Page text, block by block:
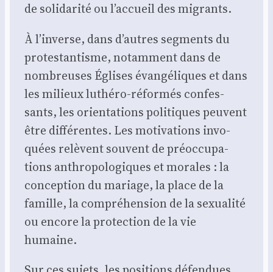
de soli­da­ri­té ou l’accueil des migrants.
À l’inverse, dans d’autres seg­ments du
pro­tes­tan­tisme, notam­ment dans de
nom­breuses Églises évan­gé­liques et dans
les milieux luthé­ro-réfor­més confes­
sants, les orien­ta­tions poli­tiques peuvent
être dif­fé­rentes. Les moti­va­tions invo­
quées relèvent sou­vent de pré­oc­cu­pa­
tions anthro­po­lo­giques et morales : la
concep­tion du mariage, la place de la
famille, la com­pré­hen­sion de la sexua­li­té
ou encore la pro­tec­tion de la vie
humaine.